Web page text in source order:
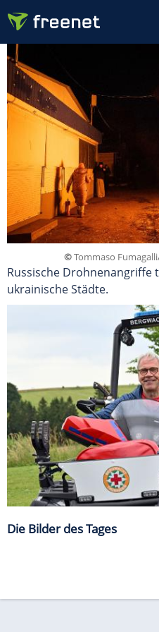
©Tommaso
Russische
ukrainische Städte.
Die Bilder des Tages